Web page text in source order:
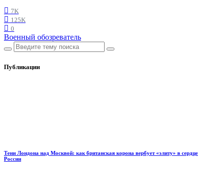
7K
125K
0
Военный обозреватель
Публикации
Тени Лондона над Москвой: как британская корона вербует «элиту» в сердце
России